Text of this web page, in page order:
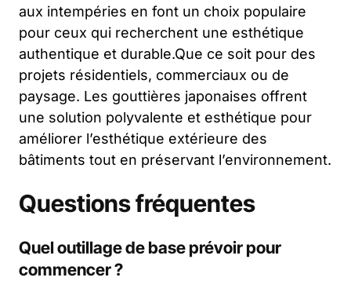
aux intempéries en font un choix populaire
pour ceux qui recherchent une esthétique
authentique et durable.Que ce soit pour des
projets résidentiels, commerciaux ou de
paysage. Les gouttières japonaises offrent
une solution polyvalente et esthétique pour
améliorer l’esthétique extérieure des
bâtiments tout en préservant l’environnement.
Questions fréquentes
Quel outillage de base prévoir pour
commencer ?